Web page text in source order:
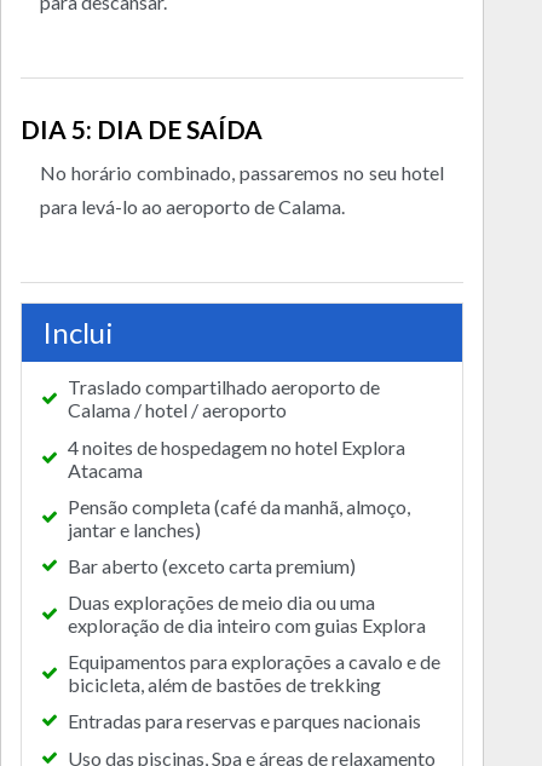
DIA 5: DIA DE SAÍDA
No horário combinado, passaremos no seu hotel
para levá-lo ao aeroporto de Calama.
Inclui
Traslado compartilhado aeroporto de
Calama / hotel / aeroporto
4 noites de hospedagem no hotel Explora
Atacama
Pensão completa (café da manhã, almoço,
jantar e lanches)
Bar aberto (exceto carta premium)
Duas explorações de meio dia ou uma
exploração de dia inteiro com guias Explora
Equipamentos para explorações a cavalo e de
bicicleta, além de bastões de trekking
Entradas para reservas e parques nacionais
Uso das piscinas, Spa e áreas de relaxamento